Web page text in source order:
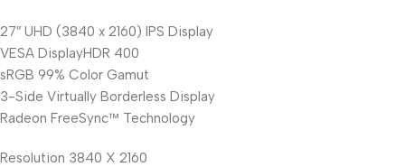
Unbeatable offers
Black Friday
Blowout!
27″ UHD (3840 x 2160) IPS Display
VESA DisplayHDR 400
sRGB 99% Color Gamut
3-Side Virtually Borderless Display
Radeon FreeSync™ Technology
Resolution 3840 X 2160